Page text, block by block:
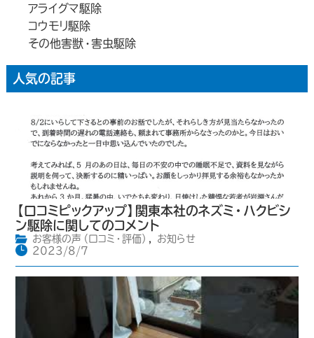
アライグマ駆除
コウモリ駆除
その他害獣・害虫駆除
人気の記事
【口コミピックアップ】関東本社のネズミ・ハクビシ
ン駆除に関してのコメント
お客様の声（口コミ・評価） ,
お知らせ
2023/8/7